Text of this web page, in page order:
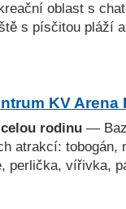
oblast s
s písčitou pláží
KV Arena
rodinu —
atrakcí: tobogán,
perlička, vířivka,